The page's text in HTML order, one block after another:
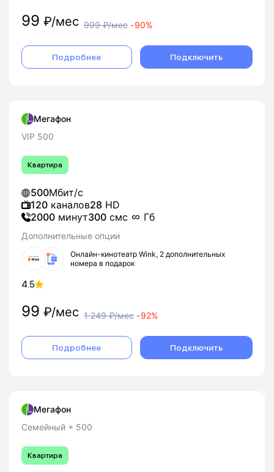
99 ₽/мес 999₽/мес -90%
Подробнее Подключить
Мегафон
VIP 500
Квартира
500Мбит/с
120 каналов28 HD
2000 минут300 смс Гб
Дополнительные опции
Онлайн-кинотеатр Wink, 2 дополнительных
номера в подарок
4.5
99 ₽/мес 1 249₽/мес -92%
Подробнее Подключить
Мегафон
Семейный + 500
Квартира